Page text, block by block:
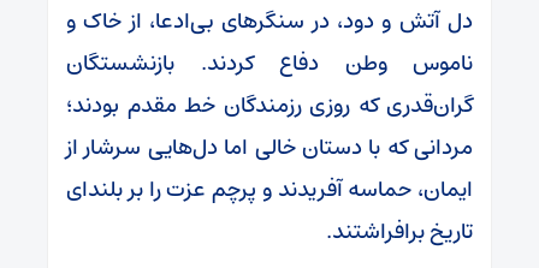
دل آتش و دود، در سنگرهای بی‌ادعا، از خاک و
ناموس وطن دفاع کردند. بازنشستگان
گران‌قدری که روزی رزمندگان خط مقدم بودند؛
مردانی که با دستان خالی اما دل‌هایی سرشار از
ایمان، حماسه آفریدند و پرچم عزت را بر بلندای
تاریخ برافراشتند.